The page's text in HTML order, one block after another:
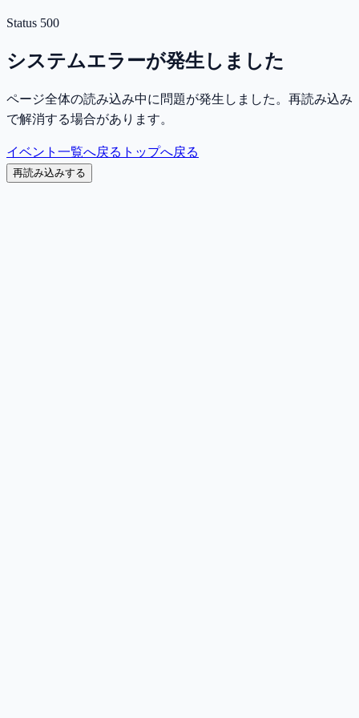
Status 500
システムエラーが発生しました
ページ全体の読み込み中に問題が発生しました。再読み込み
で解消する場合があります。
イベント一覧へ戻る トップへ戻る
再読み込みする